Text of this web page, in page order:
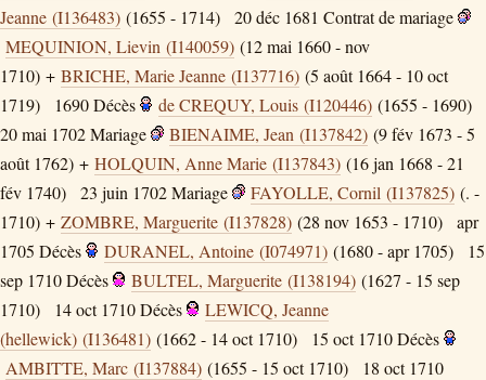
Jeanne (I136483) (1655 - 1714) 20 déc 1681 Contrat de mariage
MEQUINION, Lievin (I140059) (12 mai 1660 - nov
1710) + BRICHE, Marie Jeanne (I137716) (5 août 1664 - 10 oct
1719)
1690Décès de CREQUY, Louis (I120446) (1655 - 1690)
20 mai 1702Mariage BIENAIME, Jean (I137842) (9 fév 1673 - 5
août 1762) + HOLQUIN, Anne Marie (I137843) (16 jan 1668 - 21
fév 1740)
23 juin 1702Mariage FAYOLLE, Cornil (I137825) (. -
1710) + ZOMBRE, Marguerite (I137828) (28 nov 1653 - 1710)
apr
1705 Décès DURANEL, Antoine (I074971) (1680 - apr 1705)
15
sep 1710Décès BULTEL, Marguerite (I138194) (1627 - 15 sep
1710)
14 oct 1710Décès
LEWICQ, Jeanne
(hellewick) (I136481) (1662 - 14 oct 1710) 15 oct 1710Décès
AMBITTE, Marc (I137884) (1655 - 15 oct 1710)
18 oct 1710